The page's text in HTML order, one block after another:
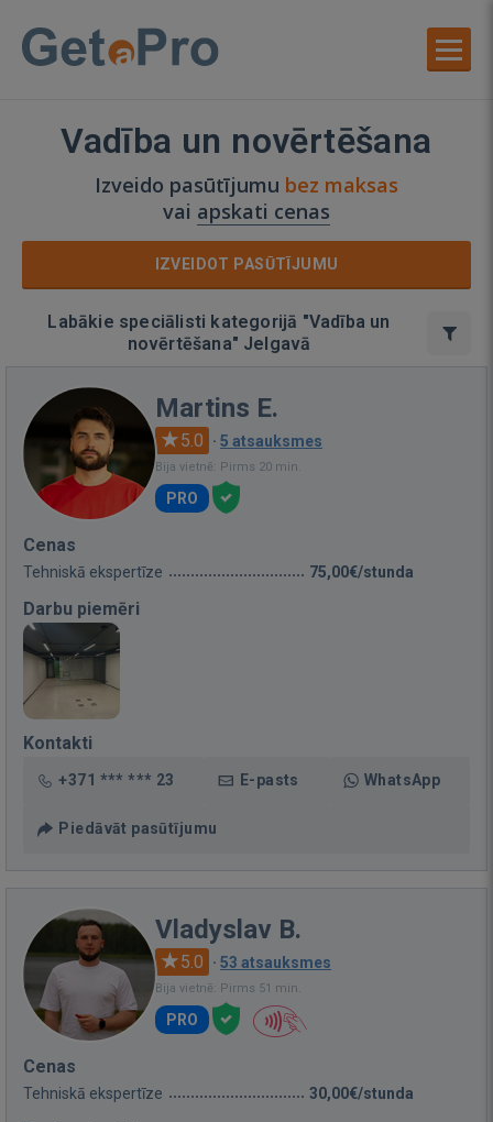
Vadība un novērtēšana
Izveido pasūtījumu bez maksas
vai apskati cenas
IZVEIDOT PASŪTĪJUMU
Labākie speciālisti kategorijā "Vadība un
novērtēšana" Jelgavā
Martins E.
5.0 · 5 atsauksmes
Bija vietnē: Pirms 20 min.
PRO
Cenas
Tehniskā ekspertīze 75,00€/stunda
Darbu piemēri
Kontakti
+371 *** *** 23 E-pasts WhatsApp
Piedāvāt pasūtījumu
Vladyslav B.
5.0 · 53 atsauksmes
Bija vietnē: Pirms 51 min.
PRO
Cenas
Tehniskā ekspertīze 30,00€/stunda